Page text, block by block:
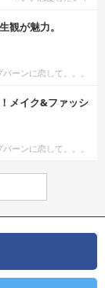
観が魅力。
ーンに恋して。。。
メイク&ファッシ
ーンに恋して。。。